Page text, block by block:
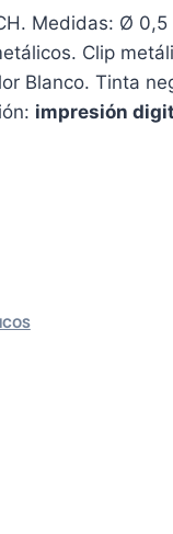
Medidas: Ø
Clip
Blanco. Tinta
impresión